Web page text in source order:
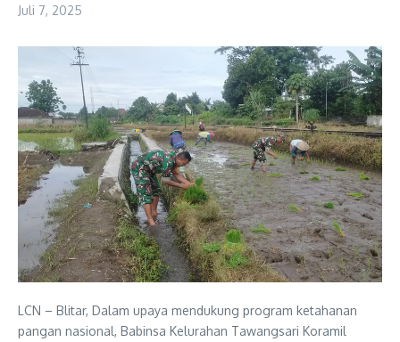
Juli 7, 2025
LCN – Blitar, Dalam upaya mendukung program ketahanan
pangan nasional, Babinsa Kelurahan Tawangsari Koramil